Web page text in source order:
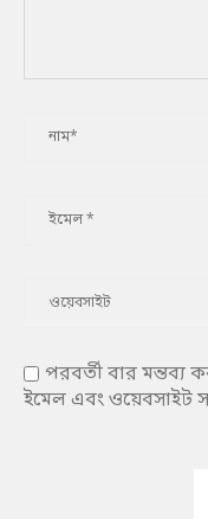
পরবর্তী বার মন্তব্য
ইমেল এবং ওয়েবসাইট